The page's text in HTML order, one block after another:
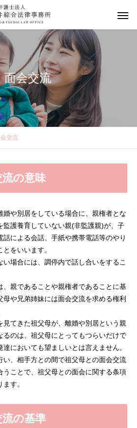
相談 離婚までの
面会交流
交流
流の意味
婚や別居をしている場合に、親権者とな
監護養育していない親(非監護親)が、子
話による会話、手紙や携帯電話等のやり
をいいます。
場合には、調停内で話し合いをするこ
、親であることや親権者であることに基
や兄弟姉妹には面会交流を求める権利
見てきた祖父母が、離婚や別居という親
るのは、祖父母にとってもつらいだけで
においても望ましいとは言えません。
い、相手方との間で祖父母との面会交流
うことで、祖父母との面会に関する条項
す。
流の基準